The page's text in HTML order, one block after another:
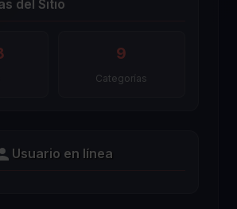
del Sitio
9
Categorías
Usuario en línea